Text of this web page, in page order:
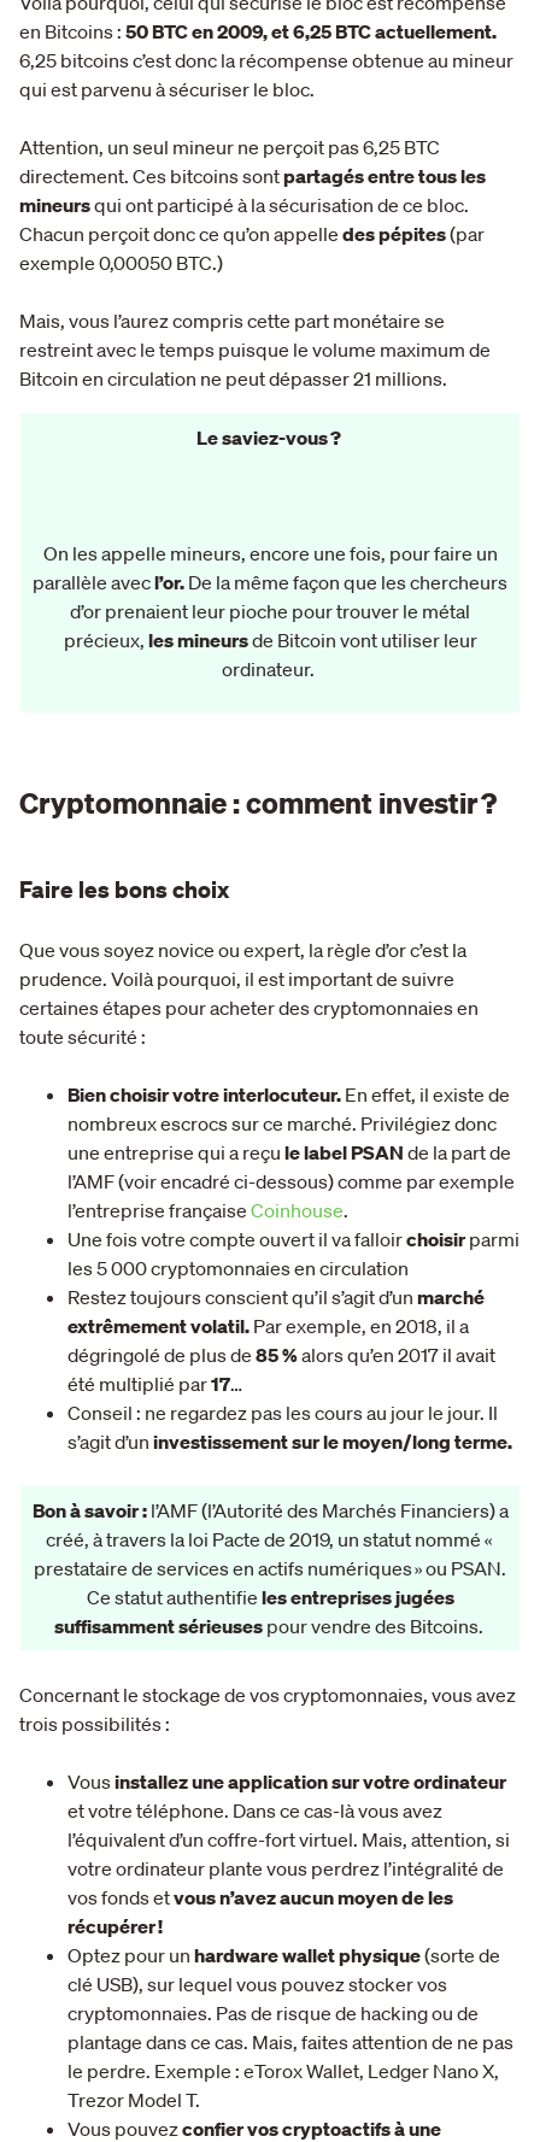
en Bitcoins : 50 BTC en 2009, et 6,25 BTC actuellement.
6,25 bitcoins c’est donc la récompense obtenue au mineur
qui est parvenu à sécuriser le bloc.
Attention, un seul mineur ne perçoit pas 6,25 BTC
directement. Ces bitcoins sontpartagés entre tous les
mineursqui ont participé à la sécurisation de ce bloc.
Chacun perçoit donc ce qu’on appelle des pépites(par
exemple 0,00050 BTC.)
Mais, vous l’aurez compris cette part monétaire se
restreint avec le temps puisque le volume maximum de
Bitcoin en circulation ne peut dépasser 21 millions.
Le saviez-vous ?
On les appelle mineurs, encore une fois, pour faire un
parallèle avecl’or. De la même façon que les chercheurs
d’or prenaient leur pioche pour trouver le métal
précieux, les mineursde Bitcoin vont utiliser leur
ordinateur.
Cryptomonnaie : comment investir ?
Faire les bons choix
Que vous soyez novice ou expert, la règle d’or c’est la
prudence. Voilà pourquoi, il est important de suivre
certaines étapes pour acheter des cryptomonnaies en
toute sécurité :
Bien choisir votre interlocuteur. En effet, il existe de
nombreux escrocs sur ce marché. Privilégiez donc
une entreprise qui a reçu le label PSAN de la part de
l’AMF (voir encadré ci-dessous) comme par exemple
l’entreprise française Coinhouse.
Une fois votre compte ouvert il va falloirchoisirparmi
les 5 000 cryptomonnaies en circulation
Restez toujours conscient qu’il s’agit d’un marché
extrêmement volatil. Par exemple, en 2018, il a
dégringolé de plus de 85 %alors qu’en 2017 il avait
été multiplié par17…
Conseil : ne regardez pas les cours au jour le jour. Il
s’agit d’un investissement sur le moyen/long terme.
Bon à savoir : l’AMF (l’Autorité des Marchés Financiers) a
créé, à travers la loi Pacte de 2019, un statut nommé «
prestataire de services en actifs numériques » ou PSAN.
Ce statut authentifie les entreprises jugées
suffisamment sérieusespour vendre des Bitcoins.
Concernant le stockage de vos cryptomonnaies, vous avez
trois possibilités :
Vousinstallez une application sur votre ordinateur
et votre téléphone. Dans ce cas-là vous avez
l’équivalent d’un coffre-fort virtuel. Mais, attention, si
votre ordinateur plante vous perdrez l’intégralité de
vos fonds etvous n’avez aucun moyen de les
récupérer !
Optez pour un hardware wallet physique(sorte de
clé USB), sur lequel vous pouvez stocker vos
cryptomonnaies. Pas de risque de hacking ou de
plantage dans ce cas. Mais, faites attention de ne pas
le perdre. Exemple : eTorox Wallet, Ledger Nano X,
Trezor Model T.
Vous pouvezconfier vos cryptoactifs à une